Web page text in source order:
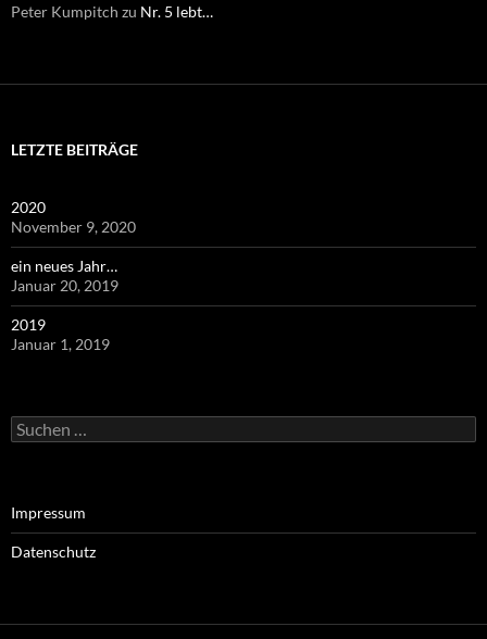
Peter Kumpitch zu Nr. 5 lebt…
LETZTE BEITRÄGE
2020
November 9, 2020
ein neues Jahr…
Januar 20, 2019
2019
Januar 1, 2019
Suchen
nach:
Impressum
Datenschutz